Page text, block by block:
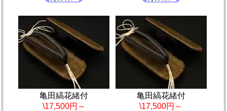
亀田縞花緒付
\17,500円～
亀田縞花緒付
\17,500円～